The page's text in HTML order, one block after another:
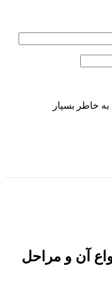
به خاطر بسپار
آن و مراحل